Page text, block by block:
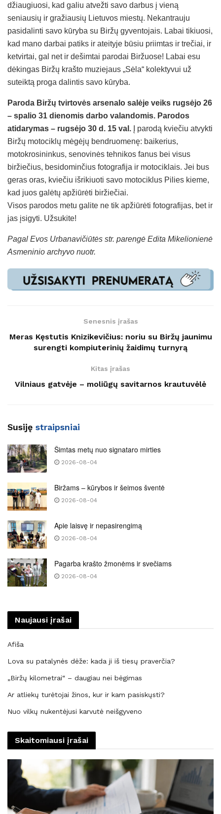
džiaugiuosi, kad galiu atvežti savo darbus į vieną
seniausių ir gražiausių Lietuvos miestų. Nekantrauju
pasidalinti savo kūryba su Biržų gyventojais. Labai tikiuosi,
kad mano darbai patiks ir ateityje būsiu priimtas ir trečiai, ir
ketvirtai, gal net ir dešimtai parodai Biržuose! Labai esu
dėkingas Biržų krašto muziejaus „Sėla“ kolektyvui už
suteiktą proga dalintis savo kūryba.
Paroda Biržų tvirtovės arsenalo salėje veiks rugsėjo 26
– spalio 31 dienomis darbo valandomis. Parodos
atidarymas – rugsėjo 30 d. 15 val. Į parodą kviečiu atvykti
Biržų motociklų mėgėjų bendruomenę: baikerius,
motokrosininkus, senovinės tehnikos fanus bei visus
biržiečius, besidominčius fotografija ir motociklais. Jei bus
geras oras, kviečiu išrikiuoti savo motociklus Pilies kieme,
kad juos galėtų apžiūrėti biržiečiai.
Visos parodos metu galite ne tik apžiūrėti fotografijas, bet ir
jas įsigyti. Užsukite!
Pagal Evos Urbanavičiūtės str. parengė Edita Mikelionienė
Asmeninio archyvo nuotr.
Senesnis įrašas
Meras Kęstutis Knizikevičius: noriu su Biržų jaunimu
surengti kompiuterinių žaidimų turnyrą
Kitas įrašas
Vilniaus gatvėje – moliūgų savitarnos krautuvėlė
Susiję straipsniai
Šimtas metų nuo signataro mirties
2026-08-04
Biržams – kūrybos ir šeimos šventė
2026-08-04
Apie laisvę ir nepasirengimą
2026-08-04
Pagarba krašto žmonėms ir svečiams
2026-08-04
Naujausi įrašai
Afiša
Lova su patalynės dėže: kada ji iš tiesų praverčia?
„Biržų kilometrai“ – daugiau nei bėgimas
Ar atliekų turėtojai žinos, kur ir kam pasiskųsti?
Nuo vilkų nukentėjusi karvutė neišgyveno
Skaitomiausi įrašai